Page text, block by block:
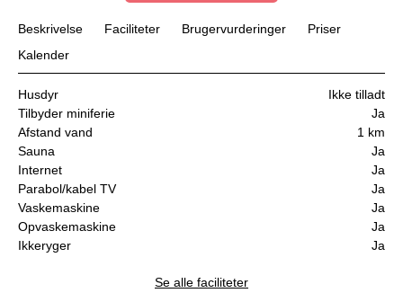
Beskrivelse Faciliteter Brugervurderinger
Priser
Kalender
Husdyr
Ikke tilladt
Tilbyder miniferie
Ja
Afstand vand
1 km
Sauna
Ja
Internet
Ja
Parabol/kabel TV
Ja
Vaskemaskine
Ja
Opvaskemaskine
Ja
Ikkeryger
Ja
Se alle faciliteter